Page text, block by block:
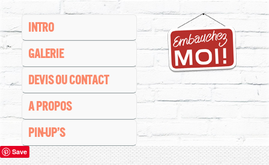
INTRO
GALERIE
DEVIS OU CONTACT
A PROPOS
PIN-UP’S
Save